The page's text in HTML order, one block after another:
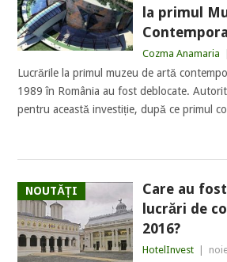
la primul
Cozma Anamaria
Lucrările la primul muzeu de artă
1989 în România au fost deblocate.
pentru această investiție, după ce primul
NOUTĂȚI
Care au
lucrări de
2016?
HotelInvest